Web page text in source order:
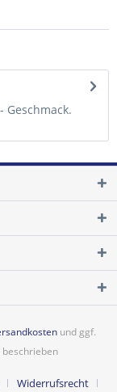
und ggf.
Widerrufsrecht